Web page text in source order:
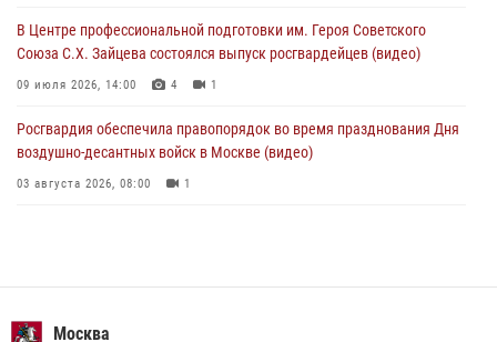
В Центре профессиональной подготовки им. Героя Советского
Союза С.Х. Зайцева состоялся выпуск росгвардейцев (видео)
09 июля 2026, 14:00 4 1
Росгвардия обеспечила правопорядок во время празднования Дня
воздушно-десантных войск в Москве (видео)
03 августа 2026, 08:00 1
Безопасность футбольного матча в Москве обеспечена при
Москва